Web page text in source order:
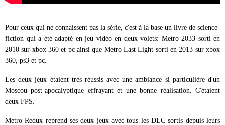
Pour ceux qui ne connaissent pas la série, c'est à la base un livre de science-
fiction qui a été adapté en jeu vidéo en deux volets: Metro 2033 sorti en
2010 sur xbox 360 et pc ainsi que Metro Last Light sorti en 2013 sur xbox
360, ps3 et pc.
Les deux jeux étaient très réussis avec une ambiance si particulière d'un
Moscou post-apocalyptique effrayant et une bonne réalisation. C'étaient
deux FPS.
Metro Redux reprend ses deux jeux avec tous les DLC sortis depuis leurs